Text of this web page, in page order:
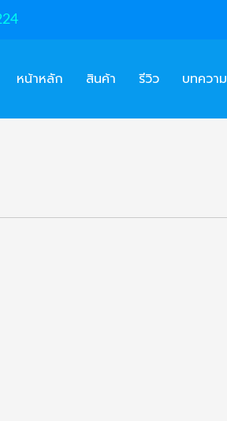
หน้าหลัก สินค้า รีวิว บทความ